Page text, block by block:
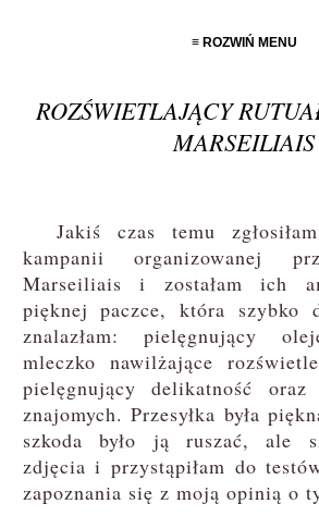
≡ ROZWIŃ MENU
ROZŚWIETLAJĄCY
MARSEILIAIS
Jakiś czas temu
kampanii organizowanej
Marseiliais i zostałam ich
pięknej paczce, która szybko
znalazłam: pielęgnujący
mleczko nawilżające
pielęgnujący delikatność
znajomych. Przesyłka była
szkoda było ją ruszać, ale
zdjęcia i przystąpiłam do
zapoznania się z moją opinią o